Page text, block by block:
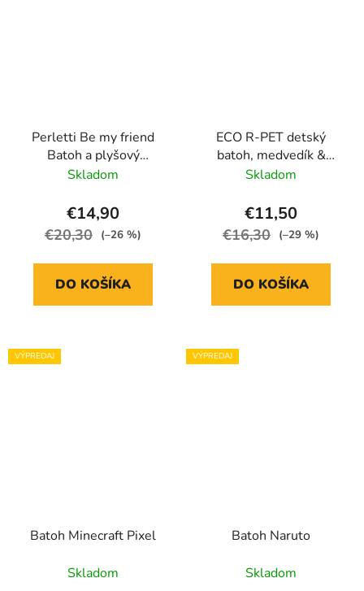
Perletti Be my friend
Batoh a plyšový
kamarát tiger Joe
Skladom
€14,90
€20,30 (–26 %)
DO KOŠÍKA
ECO R-PET detský
batoh, medvedík &
zajačik
Skladom
€11,50
€16,30 (–29 %)
DO KOŠÍKA
VÝPREDAJ
Batoh Minecraft Pixel
Skladom
VÝPREDAJ
Batoh Naruto
Skladom